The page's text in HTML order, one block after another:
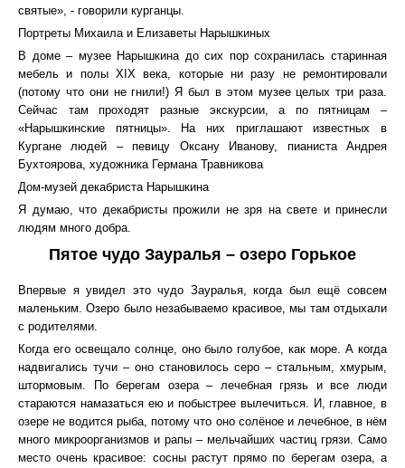
святые», - говорили курганцы.
Портреты Михаила и Елизаветы Нарышкиных
В доме – музее Нарышкина до сих пор сохранилась старинная
мебель и полы XIX века, которые ни разу не ремонтировали
(потому что они не гнили!) Я был в этом музее целых три раза.
Сейчас там проходят разные экскурсии, а по пятницам –
«Нарышкинские пятницы». На них приглашают известных в
Кургане людей – певицу Оксану Иванову, пианиста Андрея
Бухтоярова, художника Германа Травникова
Дом-музей декабриста Нарышкина
Я думаю, что декабристы прожили не зря на свете и принесли
людям много добра.
Пятое чудо Зауралья – озеро Горькое
Впервые я увидел это чудо Зауралья, когда был ещё совсем
маленьким. Озеро было незабываемо красивое, мы там отдыхали
с родителями.
Когда его освещало солнце, оно было голубое, как море. А когда
надвигались тучи – оно становилось серо – стальным, хмурым,
штормовым. По берегам озера – лечебная грязь и все люди
стараются намазаться ею и побыстрее вылечиться. И, главное, в
озере не водится рыба, потому что оно солёное и лечебное, в нём
много микроорганизмов и рапы – мельчайших частиц грязи. Само
место очень красивое: сосны растут прямо по берегам озера, а